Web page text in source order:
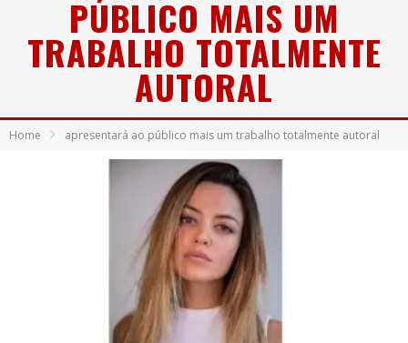
Agosto Dourado: apoio, informação e acolhimento fortalecem o sucesso da amamentação
PÚBLICO MAIS UM
TRABALHO TOTALMENTE
AUTORAL
Home apresentará ao público mais um trabalho totalmente autoral